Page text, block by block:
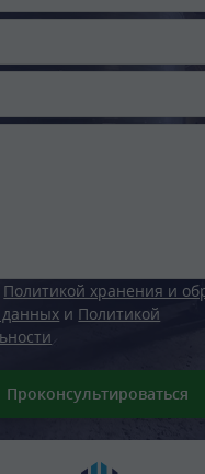
Политикой хранения и
и Политикой